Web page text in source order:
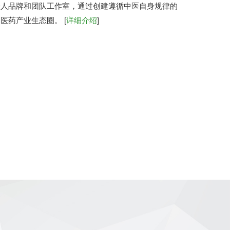
品牌和团队工作室，通过创建遵循中医自身规律的
药产业生态圈。 [详细介绍]